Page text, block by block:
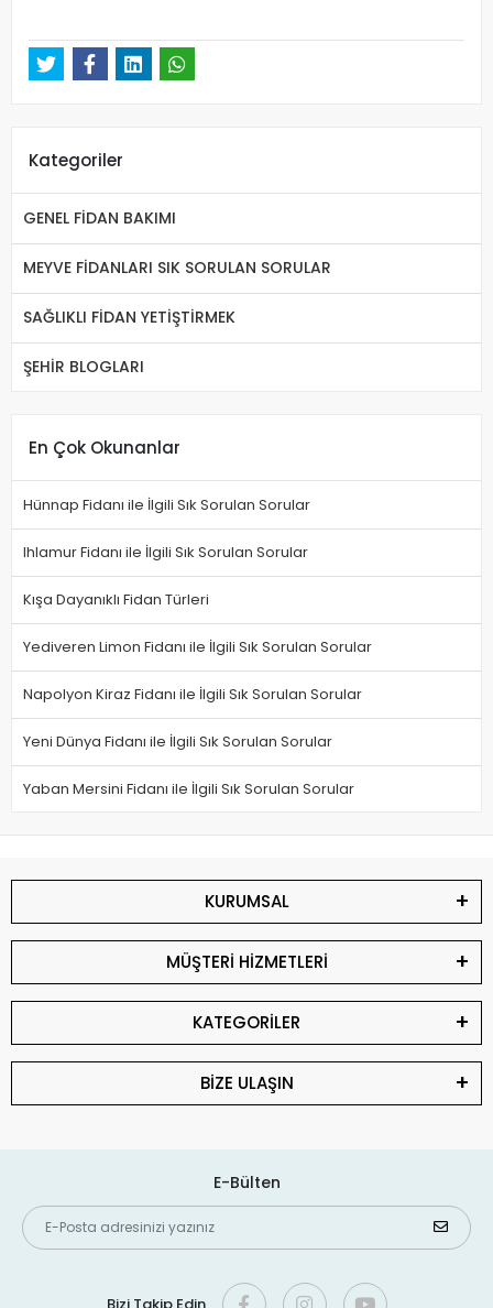
Kategoriler
GENEL FİDAN BAKIMI
MEYVE FİDANLARI SIK SORULAN SORULAR
SAĞLIKLI FİDAN YETİŞTİRMEK
ŞEHİR BLOGLARI
En Çok Okunanlar
Hünnap Fidanı ile İlgili Sık Sorulan Sorular
Ihlamur Fidanı ile İlgili Sık Sorulan Sorular
Kışa Dayanıklı Fidan Türleri
Yediveren Limon Fidanı ile İlgili Sık Sorulan Sorular
Napolyon Kiraz Fidanı ile İlgili Sık Sorulan Sorular
Yeni Dünya Fidanı ile İlgili Sık Sorulan Sorular
Yaban Mersini Fidanı ile İlgili Sık Sorulan Sorular
KURUMSAL
MÜŞTERİ HİZMETLERİ
KATEGORİLER
BİZE ULAŞIN
E-Bülten